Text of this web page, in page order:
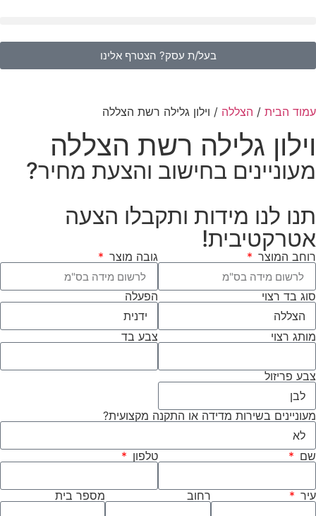
בעל/ת עסק? הצטרף אלינו
עמוד הבית / הצללה / וילון גלילה רשת הצללה
וילון גלילה רשת הצללה
מעוניינים בחישוב והצעת מחיר?
תנו לנו מידות ותקבלו הצעה
אטרקטיבית!
רוחב המוצר גובה מוצר
סוג בד רצוי הפעלה
מותג רצוי צבע בד
צבע פריזול
מעוניינים בשירות מדידה או התקנה מקצועית?
שם טלפון
עיר רחוב מספר בית